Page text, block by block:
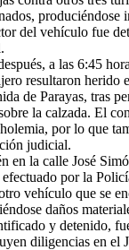
produciéndose
del vehículo fue
a las 6:45
resultaron herido
de Parayas, tras
la calzada. El
por lo que
judicial.
en la calle José
por la
vehículo que se
daños
y detenido,
diligencias en el